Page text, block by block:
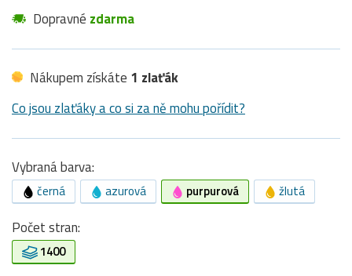
Dopravné zdarma
Nákupem získáte 1 zlaťák
Co jsou zlaťáky a co si za ně mohu pořídit?
Vybraná barva:
černá azurová purpurová žlutá
Počet stran:
1400